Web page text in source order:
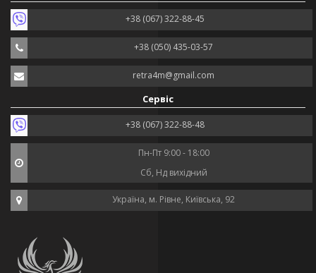
+38 (067) 322-88-45
+38 (050) 435-03-57
retra4m@gmail.com
Сервіс
+38 (067) 322-88-48
Пн-Пт 9:00 - 18:00
Сб, Нд вихідний
Україна, м. Рівне, Київська, 92